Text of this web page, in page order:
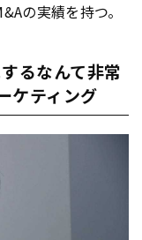
の実績を持つ。
るなんて非常
ケティング